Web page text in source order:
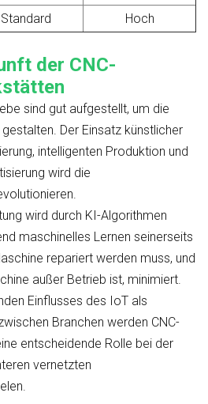
Standard Hoch
der CNC-
sind gut aufgestellt, um die
Der Einsatz künstlicher
intelligenten Produktion und
wird die
wird durch KI-Algorithmen
maschinelles Lernen seinerseits
repariert werden muss, und
außer Betrieb ist, minimiert.
Einflusses des IoT als
Branchen werden CNC-
entscheidende Rolle bei der
vernetzten